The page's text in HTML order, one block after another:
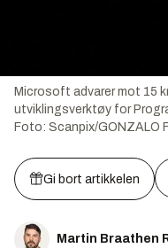
Microsoft advarer mot 15
utviklingsverktøy for
Foto: Scanpix/GONZALO
Gi bort artikkelen
Martin Braathen